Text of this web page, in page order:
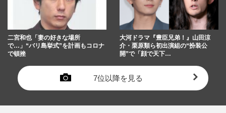
二宮和也「妻の好きな場所
で…」“バリ島挙式”を計画もコロナ
で頓挫
大河ドラマ『豊臣兄弟！』山田涼
介・栗原類ら初出演組の“扮装公
開”で「顔で天下…
7位以降を見る